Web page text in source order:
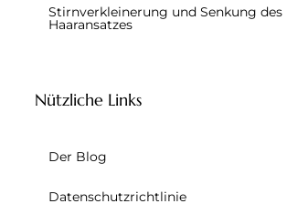
Stirnverkleinerung und Senkung des
Haaransatzes
Nützliche Links
Der Blog
Datenschutzrichtlinie